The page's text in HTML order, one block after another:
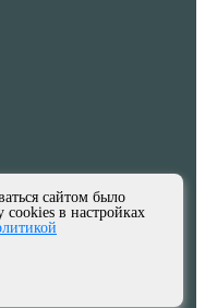
сайтом было
cookies в настройках